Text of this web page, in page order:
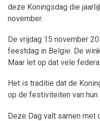
deze Koningsdag die
november.
De vrijdag 15 november
feestdag in Belgie. De
Maar let op dat vele
Het is traditie dat de
op de festiviteiten van
Deze Dag valt samen met